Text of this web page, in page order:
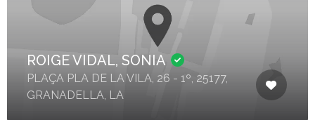
ROIGE VIDAL, SONIA
PLAÇA PLA DE LA VILA, 26 - 1º, 25177,
GRANADELLA, LA